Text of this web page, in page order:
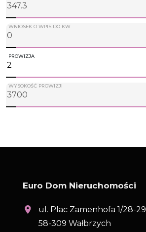
WNIOSEK O WPIS DO KW
PROWIZJA
WYSOKOŚĆ PROWIZJI
Euro Dom Nieruchomości
ul. Plac Zamenhofa 1/28-29
58-309 Wałbrzych